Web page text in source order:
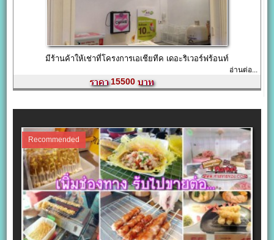
มีร้านค้าให้เช่าที่โครงการเอเชียทีค เดอะริเวอร์ฟร้อนท์
อ่านต่อ...
15500
Recommended